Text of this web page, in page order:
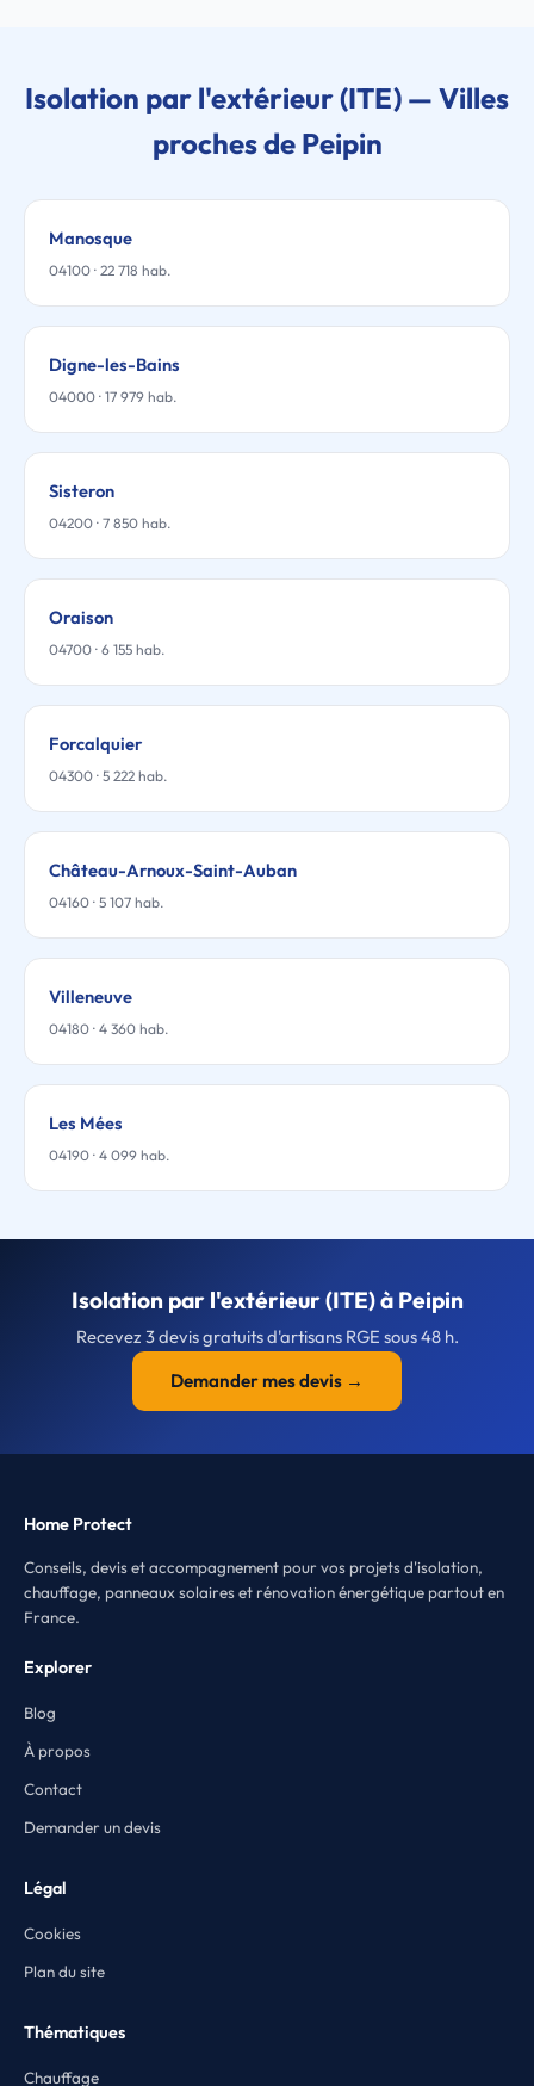
Isolation par l'extérieur (ITE) — Villes
proches de Peipin
Manosque
04100 · 22 718 hab.
Digne-les-Bains
04000 · 17 979 hab.
Sisteron
04200 · 7 850 hab.
Oraison
04700 · 6 155 hab.
Forcalquier
04300 · 5 222 hab.
Château-Arnoux-Saint-Auban
04160 · 5 107 hab.
Villeneuve
04180 · 4 360 hab.
Les Mées
04190 · 4 099 hab.
Isolation par l'extérieur (ITE) à Peipin
Recevez 3 devis gratuits d'artisans RGE sous 48 h.
Demander mes devis →
Home Protect
Conseils, devis et accompagnement pour vos projets d'isolation,
chauffage, panneaux solaires et rénovation énergétique partout en
France.
Explorer
Blog
À propos
Contact
Demander un devis
Légal
Cookies
Plan du site
Thématiques
Chauffage